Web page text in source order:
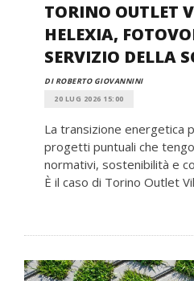
TORINO OUTLET
HELEXIA,
SERVIZIO DELLA
DI ROBERTO GIOVANNINI
20 LUG 2026 15:00
La transizione energetica
progetti puntuali che
normativi, sostenibilità e
È il caso di Torino Outlet